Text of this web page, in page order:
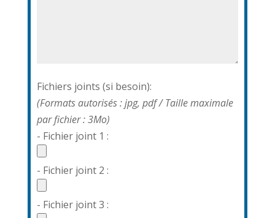
Fichiers joints (si besoin):
(Formats autorisés : jpg, pdf / Taille maximale
par fichier : 3Mo)
- Fichier joint 1 :
- Fichier joint 2 :
- Fichier joint 3 :